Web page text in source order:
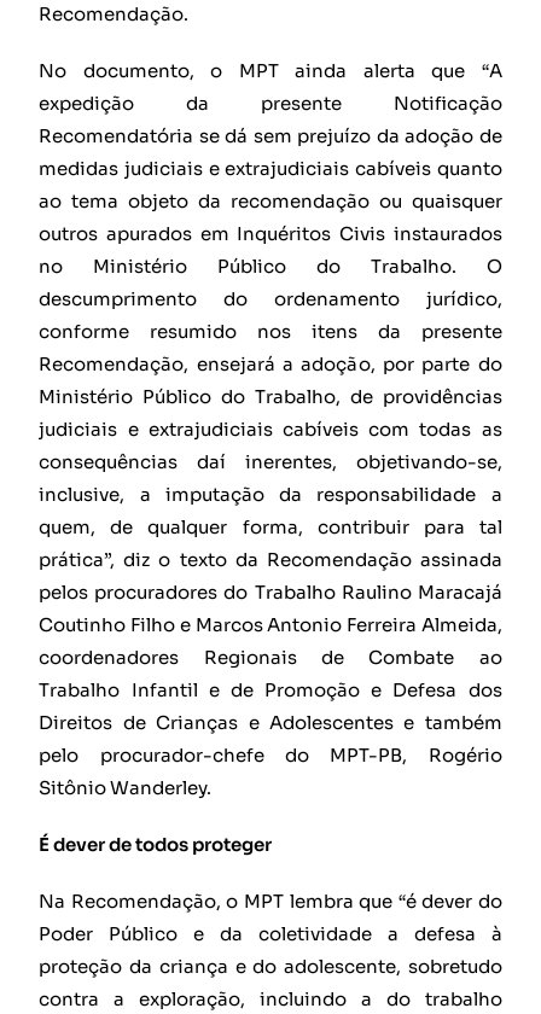
Recomendação.
No documento, o MPT ainda alerta que “A
expedição da presente Notificação
Recomendatória se dá sem prejuízo da adoção de
medidas judiciais e extrajudiciais cabíveis quanto
ao tema objeto da recomendação ou quaisquer
outros apurados em Inquéritos Civis instaurados
no Ministério Público do Trabalho. O
descumprimento do ordenamento jurídico,
conforme resumido nos itens da presente
Recomendação, ensejará a adoção, por parte do
Ministério Público do Trabalho, de providências
judiciais e extrajudiciais cabíveis com todas as
consequências daí inerentes, objetivando-se,
inclusive, a imputação da responsabilidade a
quem, de qualquer forma, contribuir para tal
prática”, diz o texto da Recomendação assinada
pelos procuradores do Trabalho Raulino Maracajá
Coutinho Filho e Marcos Antonio Ferreira Almeida,
coordenadores Regionais de Combate ao
Trabalho Infantil e de Promoção e Defesa dos
Direitos de Crianças e Adolescentes e também
pelo procurador-chefe do MPT-PB, Rogério
Sitônio Wanderley.
É dever de todos proteger
Na Recomendação, o MPT lembra que “é dever do
Poder Público e da coletividade a defesa à
proteção da criança e do adolescente, sobretudo
contra a exploração, incluindo a do trabalho